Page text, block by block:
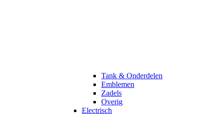
Tank & Onderdelen
Emblemen
Zadels
Overig
Electrisch